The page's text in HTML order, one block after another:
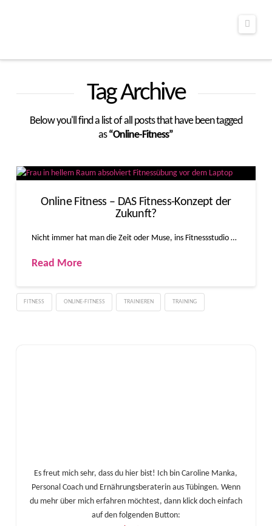
Tag Archive
Below you'll find a list of all posts that have been tagged
as“Online-Fitness”
Online Fitness – DAS Fitness-Konzept der
Zukunft?
Nicht immer hat man die Zeit oder Muse, ins Fitnessstudio …
Read More
FITNESS ONLINE-FITNESS TRAINIEREN TRAINING
Es freut mich sehr, dass du hier bist! Ich bin Caroline Manka,
Personal Coach und Ernährungsberaterin aus Tübingen. Wenn
du mehr über mich erfahren möchtest, dann klick doch einfach
auf den folgenden Button: